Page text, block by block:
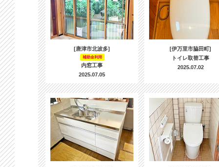
[唐津市北波多]
補助金利用
内窓工事
2025.07.05
[伊万里市脇田町]
トイレ取替工事
2025.07.02